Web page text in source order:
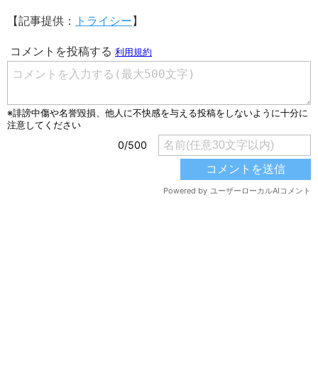
【記事提供： トライシー 】